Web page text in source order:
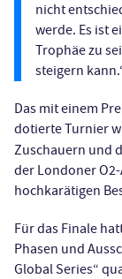
nicht
werde. Es ist
Trophäe zu
steigern
Das mit einem
dotierte Turnier
Zuschauern und
der Londoner
hochkarätigen
Für das Finale
Phasen und
Global Series“